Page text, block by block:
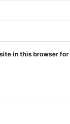
in this browser